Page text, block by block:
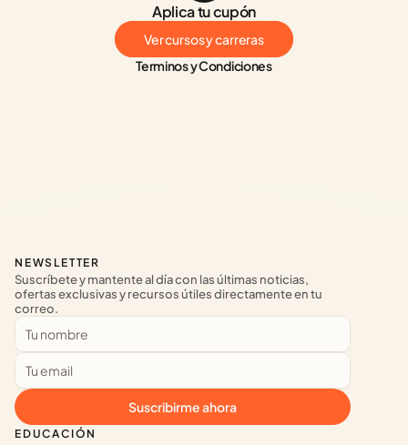
Aplica tu cupón
Ver cursos y carreras
Terminos y Condiciones
EDUCACIÓN
NEWSLETTER
Suscríbete y mantente al día con las últimas noticias,
ofertas exclusivas y recursos útiles directamente en tu
correo.
Suscribirme ahora